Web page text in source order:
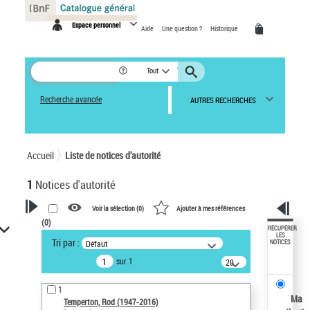
Espace personnel Aide Une question ? Historique
Tout
Recherche avancée AUTRES RECHERCHES
Accueil Liste de notices d’autorité
1 Notices d'autorité
VOTRE RECHERCHE
Recherche avancée dans les
notices d’autorité
Œuvres liées à l'auteur :
Temperton, Rod (1947-2016)
Voir la sélection (0) Ajouter à mes références
(0)
Tri par : Défaut
sur 1
20
résultats/page
1
Temperton, Rod (1947-2016)
RÉCUPÉRER
LES
NOTICES
Ma
Panneau de gestion des cookies